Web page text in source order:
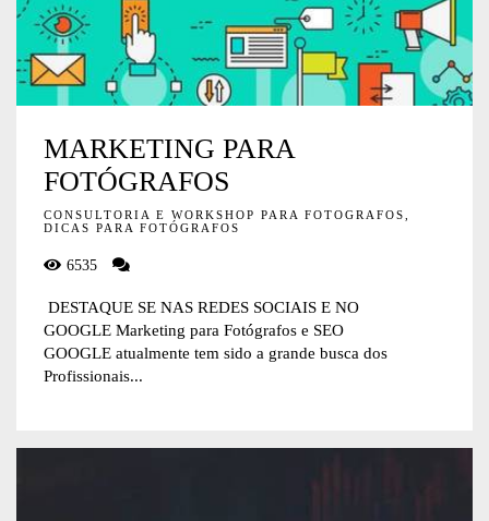
MARKETING PARA
FOTÓGRAFOS
CONSULTORIA E WORKSHOP PARA FOTOGRAFOS,
DICAS PARA FOTÓGRAFOS
6535
DESTAQUE SE NAS REDES SOCIAIS E NO
GOOGLE Marketing para Fotógrafos e SEO
GOOGLE atualmente tem sido a grande busca dos
Profissionais...